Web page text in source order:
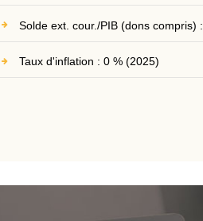
Solde ext. cour./PIB (dons compris) :
Taux d'inflation : 0 % (2025)